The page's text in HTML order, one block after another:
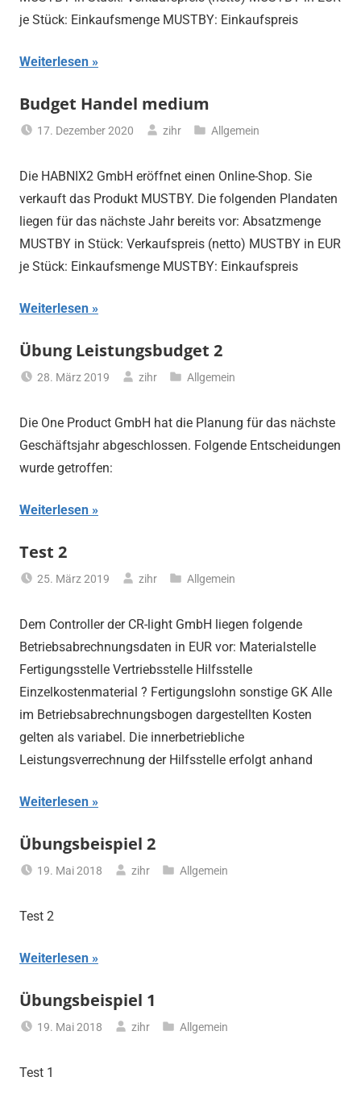
je Stück: Einkaufsmenge MUSTBY: Einkaufspreis
Weiterlesen
Budget Handel medium
17. Dezember 2020 zihr Allgemein
Die HABNIX2 GmbH eröffnet einen Online-Shop. Sie
verkauft das Produkt MUSTBY. Die folgenden Plandaten
liegen für das nächste Jahr bereits vor: Absatzmenge
MUSTBY in Stück: Verkaufspreis (netto) MUSTBY in EUR
je Stück: Einkaufsmenge MUSTBY: Einkaufspreis
Weiterlesen
Übung Leistungsbudget 2
28. März 2019 zihr Allgemein
Die One Product GmbH hat die Planung für das nächste
Geschäftsjahr abgeschlossen. Folgende Entscheidungen
wurde getroffen:
Weiterlesen
Test 2
25. März 2019 zihr Allgemein
Dem Controller der CR-light GmbH liegen folgende
Betriebsabrechnungsdaten in EUR vor: Materialstelle
Fertigungsstelle Vertriebsstelle Hilfsstelle
Einzelkostenmaterial ? Fertigungslohn sonstige GK Alle
im Betriebsabrechnungsbogen dargestellten Kosten
gelten als variabel. Die innerbetriebliche
Leistungsverrechnung der Hilfsstelle erfolgt anhand
Weiterlesen
Übungsbeispiel 2
19. Mai 2018 zihr Allgemein
Test 2
Weiterlesen
Übungsbeispiel 1
19. Mai 2018 zihr Allgemein
Test 1